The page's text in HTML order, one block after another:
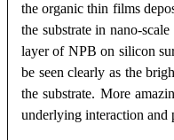
the organic thin films
the substrate in nano-
layer of NPB on silicon
be seen clearly as the
the substrate. More
underlying interaction and